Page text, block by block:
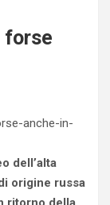
forse
dell’alta
origine russa